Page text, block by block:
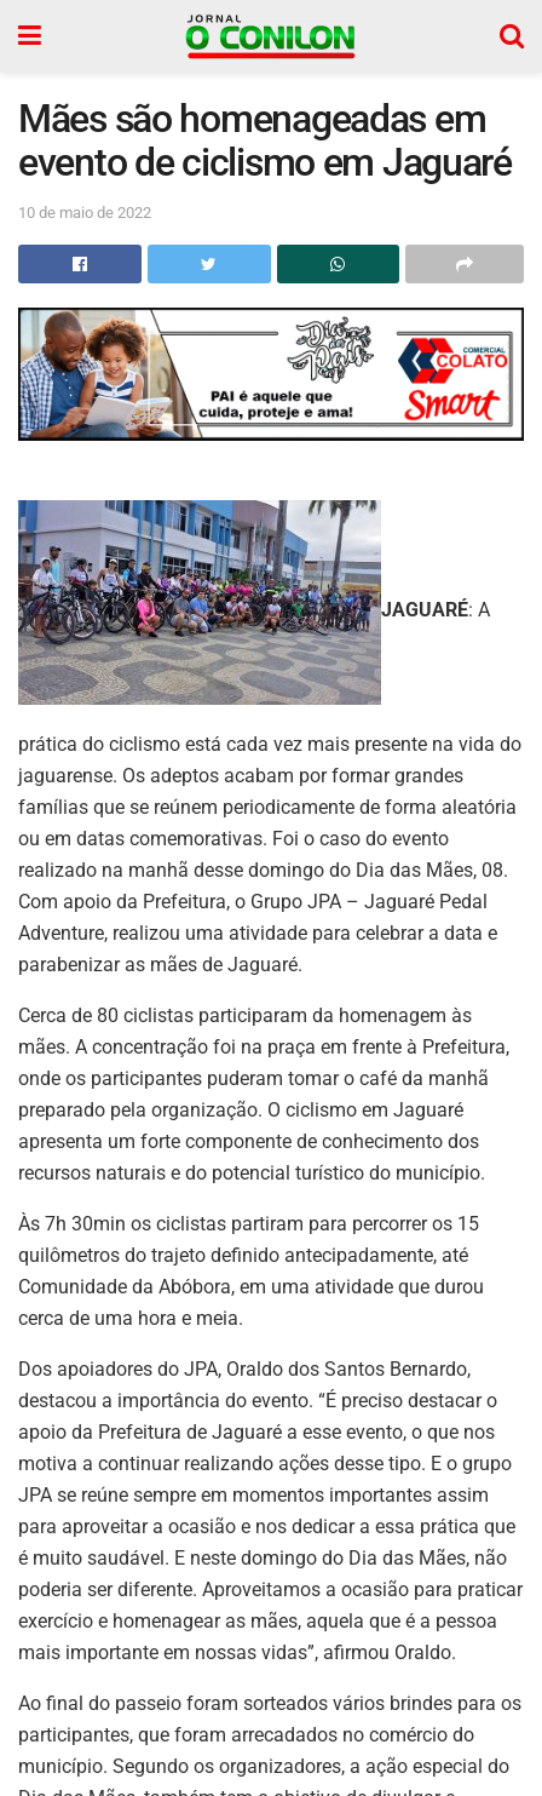
Mães são homenageadas em
evento de ciclismo em Jaguaré
10 de maio de 2022
JAGUARÉ: A
prática do ciclismo está cada vez mais presente na vida do
jaguarense. Os adeptos acabam por formar grandes
famílias que se reúnem periodicamente de forma aleatória
ou em datas comemorativas. Foi o caso do evento
realizado na manhã desse domingo do Dia das Mães, 08.
Com apoio da Prefeitura, o Grupo JPA – Jaguaré Pedal
Adventure, realizou uma atividade para celebrar a data e
parabenizar as mães de Jaguaré.
Cerca de 80 ciclistas participaram da homenagem às
mães. A concentração foi na praça em frente à Prefeitura,
onde os participantes puderam tomar o café da manhã
preparado pela organização. O ciclismo em Jaguaré
apresenta um forte componente de conhecimento dos
recursos naturais e do potencial turístico do município.
Às 7h 30min os ciclistas partiram para percorrer os 15
quilômetros do trajeto definido antecipadamente, até
Comunidade da Abóbora, em uma atividade que durou
cerca de uma hora e meia.
Dos apoiadores do JPA, Oraldo dos Santos Bernardo,
destacou a importância do evento. “É preciso destacar o
apoio da Prefeitura de Jaguaré a esse evento, o que nos
motiva a continuar realizando ações desse tipo. E o grupo
JPA se reúne sempre em momentos importantes assim
para aproveitar a ocasião e nos dedicar a essa prática que
é muito saudável. E neste domingo do Dia das Mães, não
poderia ser diferente. Aproveitamos a ocasião para praticar
exercício e homenagear as mães, aquela que é a pessoa
mais importante em nossas vidas”, afirmou Oraldo.
Ao final do passeio foram sorteados vários brindes para os
participantes, que foram arrecadados no comércio do
município. Segundo os organizadores, a ação especial do